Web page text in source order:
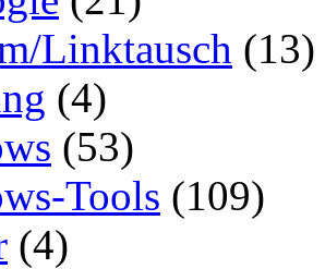
Linktausch (13)
(4)
(53)
Tools (109)
(4)